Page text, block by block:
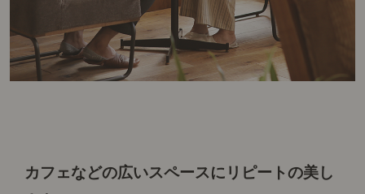
カフェなどの広いスペースに リピートの美し